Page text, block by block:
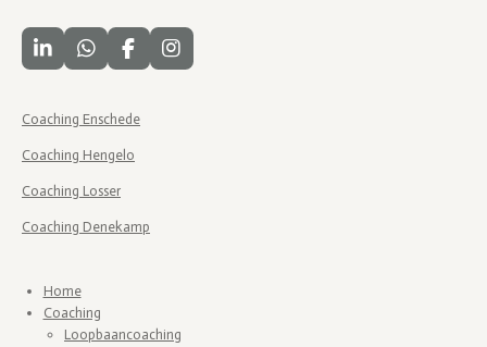
L
i
k
d
n
W
h
t
A
p
F
a
e
o
I
n
Coaching Enschede
Coaching Hengelo
Coaching Losser
Coaching Denekamp
Home
Coaching
Loopbaancoaching